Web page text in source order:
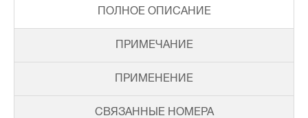
ПОЛНОЕ ОПИСАНИЕ
ПРИМЕЧАНИЕ
ПРИМЕНЕНИЕ
СВЯЗАННЫЕ НОМЕРА